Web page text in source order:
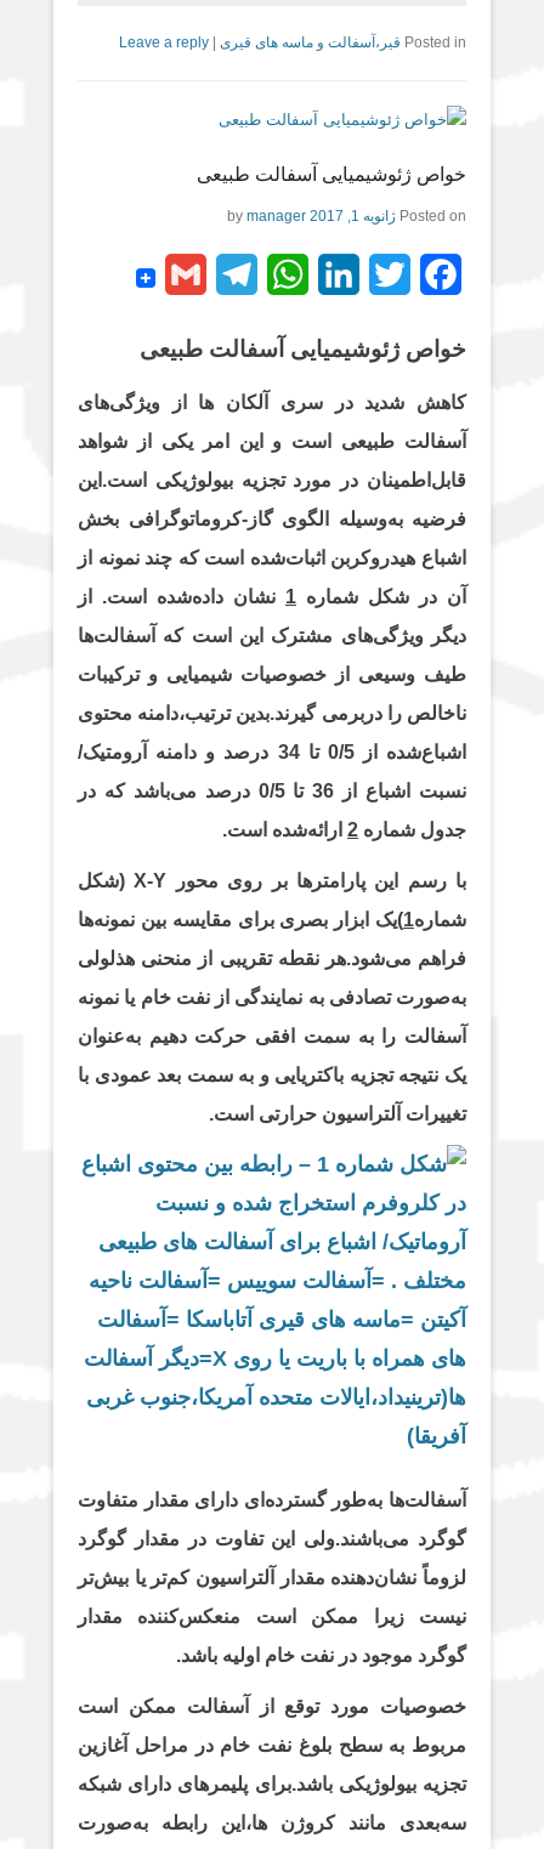
قیر،آسفالت و ماسه های قیری |
Leave a reply
خواص ژئوشیمیایی آسفالت طبیعی
ژانویه 1, 2017 by
manager
T
i
t
t
e
r
L
n
k
e
d
I
n
W
a
s
p
p
T
l
e
g
a
m
G
a
i
l
خواص ژئوشیمیایی آسفالت طبیعی
کاهش شدید در سری آلکان ها از ویژگی‌های
آسفالت طبیعی است و این امر یکی از شواهد
قابل‌اطمینان در مورد تجزیه بیولوژیکی است.این
فرضیه به‌وسیله الگوی گاز-کروماتوگرافی بخش
اشباع هیدروکربن اثبات‌شده است که چند نمونه از
آن در شکل شماره 1 نشان داده‌شده است. از
دیگر ویژگی‌های مشترک این است که آسفالت‌ها
طیف وسیعی از خصوصیات شیمیایی و ترکیبات
ناخالص را دربرمی گیرند.بدین ترتیب،دامنه محتوی
اشباع‌شده از 0/5 تا 34 درصد و دامنه آرومتیک/
نسبت اشباع از 36 تا 0/5 درصد می‌باشد که در
جدول شماره2 ارائه‌شده است.
با رسم این پارامترها بر روی محور X-Y (شکل
)یک ابزار بصری برای مقایسه بین نمونه‌ها
فراهم می‌شود.هر نقطه تقریبی از منحنی هذلولی
به‌صورت تصادفی به نمایندگی از نفت خام یا نمونه
آسفالت را به سمت افقی حرکت دهیم به‌عنوان
یک نتیجه تجزیه باکتریایی و به سمت بعد عمودی با
تغییرات آلتراسیون حرارتی است.
آسفالت‌ها به‌طور گسترده‌ای دارای مقدار متفاوت
گوگرد می‌باشند.ولی این تفاوت در مقدار گوگرد
لزوماً نشان‌دهنده مقدار آلتراسیون کم‌تر یا بیش‌تر
نیست زیرا ممکن است منعکس‌کننده مقدار
گوگرد موجود در نفت خام اولیه باشد.
خصوصیات مورد توقع از آسفالت ممکن است
مربوط به سطح بلوغ نفت خام در مراحل آغازین
تجزیه بیولوژیکی باشد.برای پلیمرهای دارای شبکه
سه‌بعدی مانند کروژن ها،این رابطه به‌صورت